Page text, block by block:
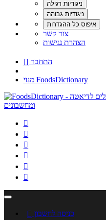
צור קשר
הצהרת נגישות
 התחבר
מנוי FoodsDictionary






 כניסה לחשבון